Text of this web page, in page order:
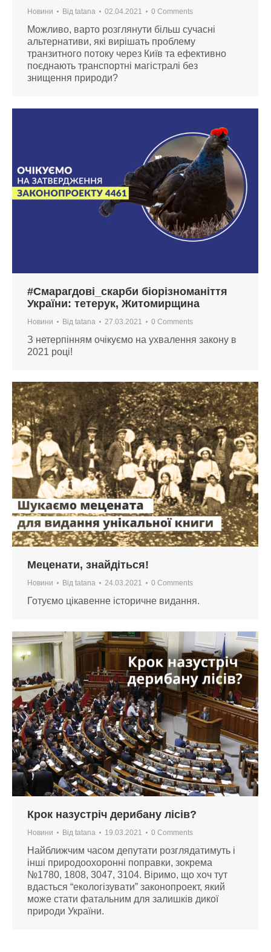
Новини Від tatana 02.04.2021 0 Comments
Можливо, варто розглянути більш сучасні
альтернативи, які вирішать проблему
транзитного потоку через Київ та ефективно
поєднають транспортні магістралі без
знищення природи?
#Смарагдові_скарби біорізноманіття
України: тетерук, Житомирщина
Новини Від tatana 27.03.2021 0 Comments
З нетерпінням очікуємо на ухвалення закону в
2021 році!
Меценати, знайдіться!
Новини Від tatana 24.03.2021 0 Comments
Готуємо цікавенне історичне видання.
Крок назустріч дерибану лісів?
Новини Від tatana 19.03.2021 0 Comments
Найближчим часом депутати розглядатимуть і
інші природоохоронні поправки, зокрема
№1780, 1808, 3047, 3104. Віримо, що хоч тут
вдасться “екологізувати” законопроект, який
може стати фатальним для залишків дикої
природи України.